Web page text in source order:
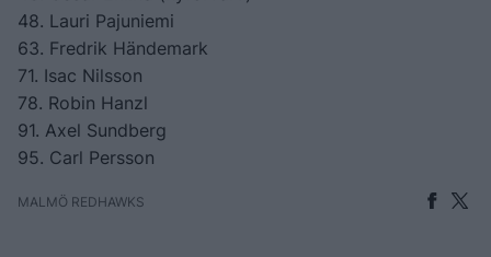
48. Lauri Pajuniemi
63. Fredrik Händemark
71. Isac Nilsson
78. Robin Hanzl
91. Axel Sundberg
95. Carl Persson
MALMÖ REDHAWKS